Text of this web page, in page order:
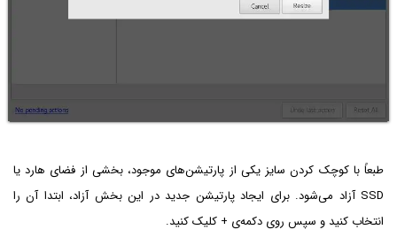
طبعاً با کوچک کردن سایز یکی از پارتیشن‌های موجود، بخشی از فضای هارد یا
SSD آزاد می‌شود. برای ایجاد پارتیشن جدید در این بخش آزاد، ابتدا آن را
انتخاب کنید و سپس روی دکمه‌ی + کلیک کنید.